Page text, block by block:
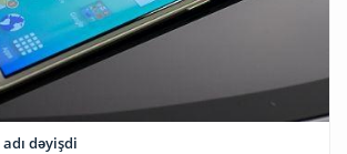
dəyişdi